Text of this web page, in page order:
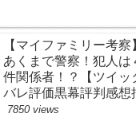
【マイファミリー考
あくまで警察！犯人は
件関係者！？【ツイッ
バレ評価黒幕評判感想
ャスト脚本あらすじ伏
7850 views